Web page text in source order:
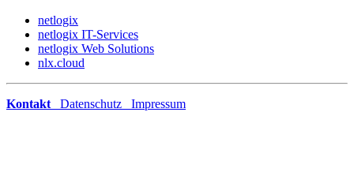
netlogix
netlogix IT-Services
netlogix Web Solutions
nlx.cloud
Kontakt Datenschutz Impressum